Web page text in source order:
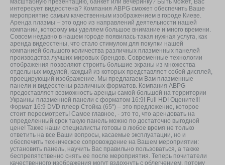
интересует видеостена? Компания ABPG сможет обеспечить Ваше
мероприятие самым качественным изображением в городе Киеве.
Аренда плазмы – это одно из направлений деятельности нашей
компании, которому мы уделяем большое внимание и много времени.
Совсем недавно в нашем городе появилась такая нужная услуга, как
аренда видеостены, что стало стимулом для покупки нашей
компанией большого количества различных плазменных панелей
производства лучших мировых брендов. Современные технологии
отображения позволяют строить большие экраны из множества
отдельных модулей, каждый из которых представляет собой дисплей,
проецирующий изображение. Мы предлагаем Вам плазменные
панели и видеостены различных форматов. Компания ABPG
предоставляет возможность аренды самой большой на территории
Украины плазменной панели с форматом 16:9! Full HD! Оцените!!!
Формат 16:9 DVD плеер Стойка (65") – это предложение, которое
стоит пересмотреть! Самое главное, - это то, что арендовать на
определенный срок такую панель можно по достаточно выгодной
цене! Также наши специалисты готовы в любое время не только
ответить на все Ваши вопросы, касаемые эксплуатации, но и
обеспечить техническое сопровождение на Вашем мероприятии:
установить панель, научить Вас правильно пользоваться, а также
беспрепятственно снять ее после мероприятия. Теперь почитатели
качественного изображения могут вздохнуть с облегчением, потому